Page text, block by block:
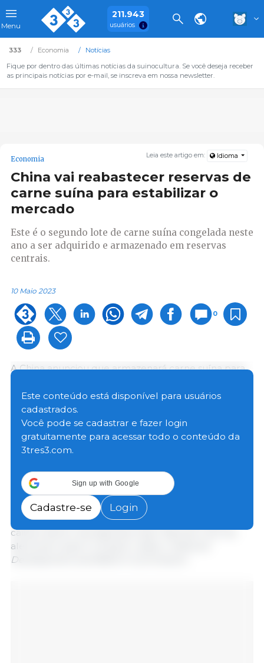
Menu
211.943
usuários
333 Economia
Notícias
Fique por dentro das últimas notícias da suinocultura. Se você deseja receber
as principais notícias por e-mail, se inscreva em nossa newsletter.
Leia este artigo em: Idioma
Economia
China vai reabastecer reservas de
carne suína para estabilizar o
mercado
Este é o segundo lote de carne suína congelada neste
ano a ser adquirido e armazenado em reservas
centrais.
10 Maio 2023
0
A China anunciou que armazenará carne suína para
monitora os preços da carne suína caiu para um
nível de alerta.
De acordo com um plano de trabalho para
estabilizar o mercado de carne suína, a China
níveis para alertar sobre altos e baixos excessivos nos
preços do suíno. O índice, a média nacional dos
preços da carne suína em relação aos preços dos
grãos, ficou em 5,21 para 1 entre 24 e 28 de abril,
caindo dentro da segunda maior faixa de nível de
alerta de 5 para 1 e 6 para 1, disse o
Development and Reform Commission
Este conteúdo está disponível para usuários
cadastrados.
Você pode se cadastrar e fazer login
gratuitamente para acessar todo o conteúdo da
3tres3.com.
Sign up with Google
Cadastre-se Login